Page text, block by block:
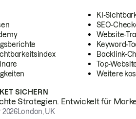
KI-
SEO-
Website-
Keyword-
Backlink-
Top-
Weitere
SICHERN
Strategien. Entwickelt für
2026London, UK